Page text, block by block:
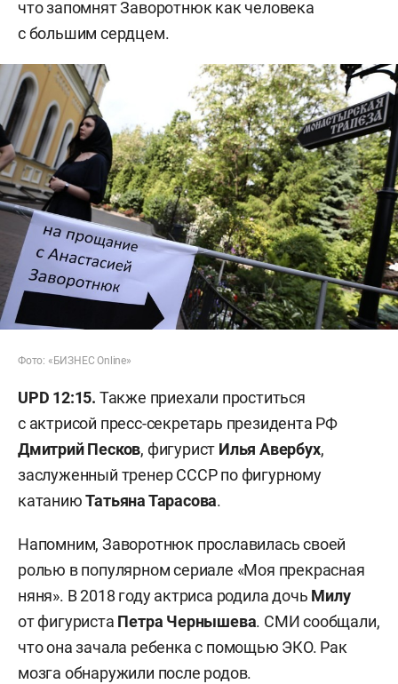
что запомнят Заворотнюк как человека
с большим сердцем.
Фото: «БИЗНЕС Online»
UPD 12:15. Также приехали проститься
с актрисой пресс-секретарь президента РФ
Дмитрий Песков, фигурист Илья Авербух,
заслуженный тренер СССР по фигурному
катаниюТатьяна Тарасова.
Напомним, Заворотнюк прославилась своей
ролью в популярном сериале «Моя прекрасная
няня». В 2018 году актриса родила дочь Милу
от фигуриста Петра Чернышева. СМИ сообщали,
что она зачала ребенка с помощью ЭКО. Рак
мозга обнаружили после родов.